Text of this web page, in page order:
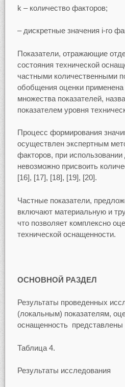
k – количество факторов;
– дискретные значения i-го
Показатели, отражающие
состояния технической
частными количественными
обобщения оценки
множества показателей,
показателем уровня
Процесс формирования
осуществлен экспертным
факторов, при использовании
невозможно присвоить
[16], [17], [18], [19], [20].
Частные показатели,
включают материальную и
что позволяет комплексно
технической оснащенности.
ОСНОВНОЙ РАЗДЕЛ
Результаты проведенных
(локальным) показателям,
оснащенность представлены
Таблица 4.
Результаты исследования